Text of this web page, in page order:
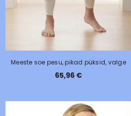
Meeste soe pesu, pikad püksid, valge
65,96 €